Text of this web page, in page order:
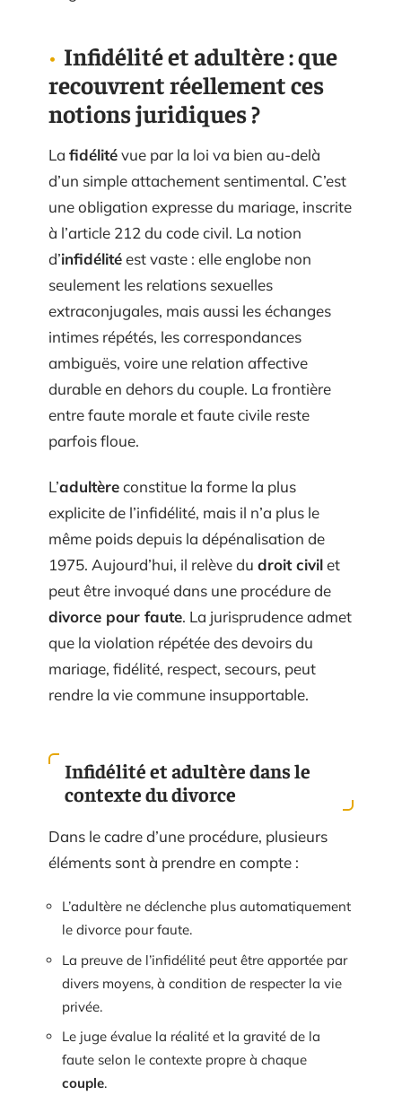
Infidélité et adultère : que
recouvrent réellement ces
notions juridiques ?
La fidélitévue par la loi va bien au-delà
d’un simple attachement sentimental. C’est
une obligation expresse du mariage, inscrite
à l’article 212 du code civil. La notion
d’infidélitéest vaste : elle englobe non
seulement les relations sexuelles
extraconjugales, mais aussi les échanges
intimes répétés, les correspondances
ambiguës, voire une relation affective
durable en dehors du couple. La frontière
entre faute morale et faute civile reste
parfois floue.
L’adultèreconstitue la forme la plus
explicite de l’infidélité, mais il n’a plus le
même poids depuis la dépénalisation de
1975. Aujourd’hui, il relève du droit civilet
peut être invoqué dans une procédure de
divorce pour faute. La jurisprudence admet
que la violation répétée des devoirs du
mariage, fidélité, respect, secours, peut
rendre la vie commune insupportable.
Infidélité et adultère dans le
contexte du divorce
Dans le cadre d’une procédure, plusieurs
éléments sont à prendre en compte :
L’adultère ne déclenche plus automatiquement
le divorce pour faute.
La preuve de l’infidélité peut être apportée par
divers moyens, à condition de respecter la vie
privée.
Le juge évalue la réalité et la gravité de la
faute selon le contexte propre à chaque
couple.